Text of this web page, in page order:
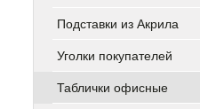
Подставки из Акрила
Уголки покупателей
Таблички офисные